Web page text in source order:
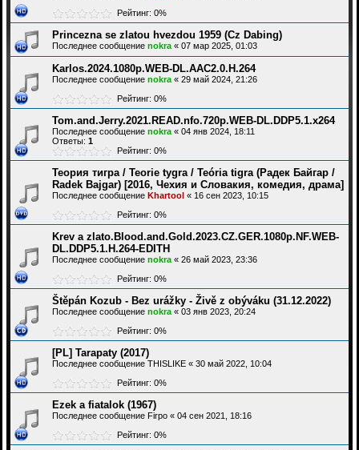
Рейтинг: 0%
Princezna se zlatou hvezdou 1959 (Cz Dabing)
Последнее сообщение nokra « 07 мар 2025, 01:03
Karlos.2024.1080p.WEB-DL.AAC2.0.H.264
Последнее сообщение nokra « 29 май 2024, 21:26
Рейтинг: 0%
Tom.and.Jerry.2021.READ.nfo.720p.WEB-DL.DDP5.1.x264
Последнее сообщение nokra « 04 янв 2024, 18:11
Ответы: 1
Рейтинг: 0%
Теория тигра / Teorie tygra / Teória tigra (Радек Байгар /
Radek Bajgar) [2016, Чехия и Словакия, комедия, драма]
Последнее сообщение Khartool « 16 сен 2023, 10:15
Рейтинг: 0%
Krev a zlato.Blood.and.Gold.2023.CZ.GER.1080p.NF.WEB-
DL.DDP5.1.H.264-EDITH
Последнее сообщение nokra « 26 май 2023, 23:36
Рейтинг: 0%
Štěpán Kozub - Bez urážky - Živě z obýváku (31.12.2022)
Последнее сообщение nokra « 03 янв 2023, 20:24
Рейтинг: 0%
[PL] Tarapaty (2017)
Последнее сообщение THISLIKE « 30 май 2022, 10:04
Рейтинг: 0%
Ezek a fiatalok (1967)
Последнее сообщение Firpo « 04 сен 2021, 18:16
Рейтинг: 0%